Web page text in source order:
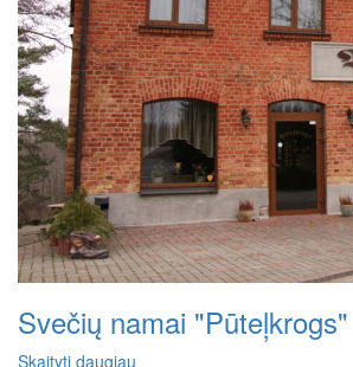
Svečių namai "Pūteļkrogs"
Skaityti daugiau